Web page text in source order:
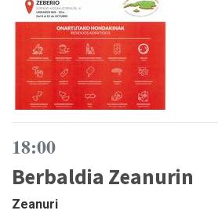
18:00
Berbaldia Zeanurin
Zeanuri